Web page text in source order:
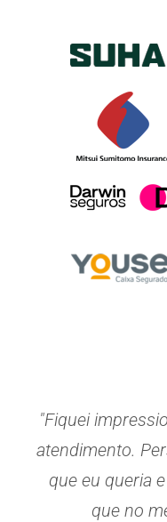
"Fiquei
atendimento.
que eu queria
que no